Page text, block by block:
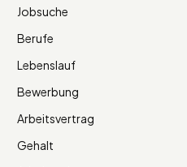
Jobsuche
Berufe
Lebenslauf
Bewerbung
Arbeitsvertrag
Gehalt